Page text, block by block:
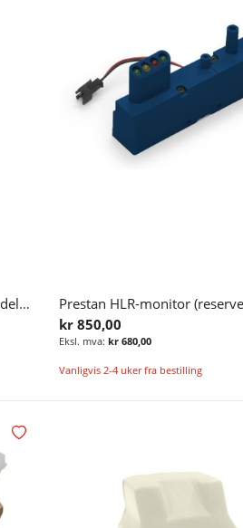
Prestan Ultralite Stempel (reservedel) til førstehjelpsdukke
Legg i handlekurv
kr 850,00
kr 680,00
Vanligvis 2-4 uker fra bestilling
Legg i ønskelisten